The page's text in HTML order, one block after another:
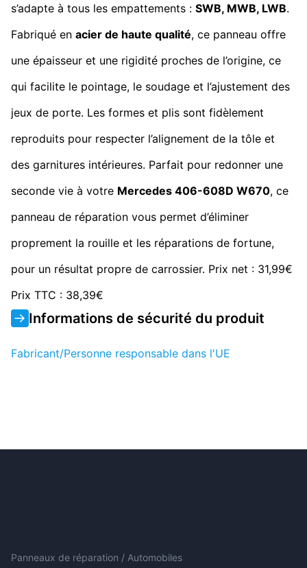
s’adapte à tous les empattements : SWB, MWB, LWB.
Fabriqué en acier de haute qualité, ce panneau offre
une épaisseur et une rigidité proches de l’origine, ce
qui facilite le pointage, le soudage et l’ajustement des
jeux de porte. Les formes et plis sont fidèlement
reproduits pour respecter l’alignement de la tôle et
des garnitures intérieures. Parfait pour redonner une
seconde vie à votre Mercedes 406-608D W670, ce
panneau de réparation vous permet d’éliminer
proprement la rouille et les réparations de fortune,
pour un résultat propre de carrossier. Prix net : 31,99€
Prix TTC : 38,39€
Informations de sécurité du produit
Fabricant/Personne responsable dans l'UE
Panneaux de réparation / Automobiles